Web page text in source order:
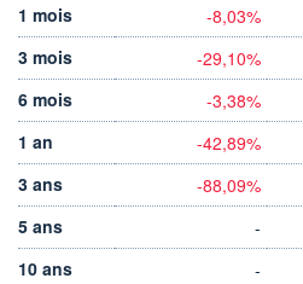
1 mois
-8,03%
3 mois
-29,10%
6 mois
-3,38%
1 an
-42,89%
3 ans
-88,09%
5 ans
-
10 ans
-